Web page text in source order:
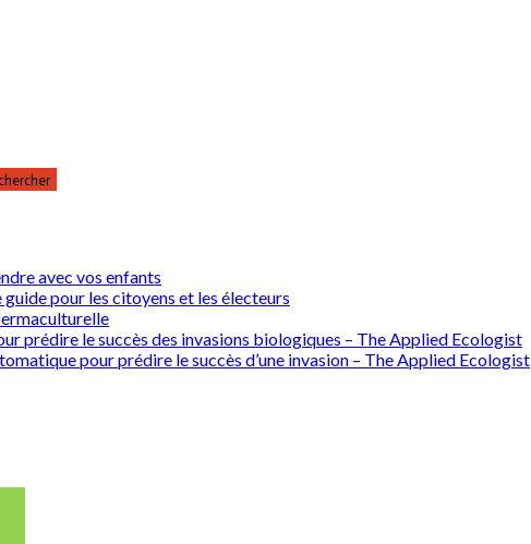
avec vos enfants
pour les citoyens et les électeurs
prédire le succès des invasions biologiques – The Applied Ecologist
pour prédire le succès d’une invasion – The Applied Ecologist